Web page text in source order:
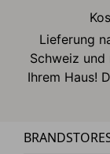
Lieferung
Schweiz
Ihrem Haus!